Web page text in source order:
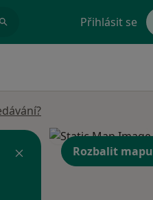
Přihlásit se
Rozbalit mapu